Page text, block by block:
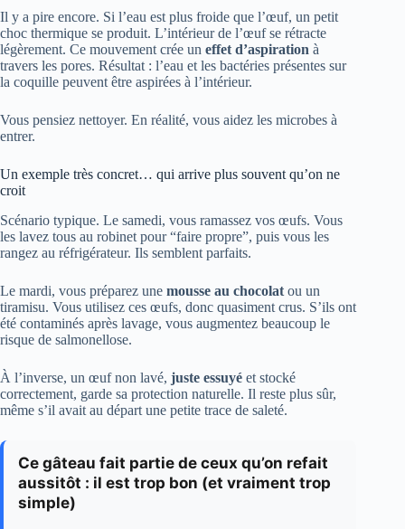
Il y a pire encore. Si l’eau est plus froide que l’œuf, un petit
choc thermique se produit. L’intérieur de l’œuf se rétracte
légèrement. Ce mouvement crée un effet d’aspiration à
travers les pores. Résultat : l’eau et les bactéries présentes sur
la coquille peuvent être aspirées à l’intérieur.
Vous pensiez nettoyer. En réalité, vous aidez les microbes à
entrer.
Un exemple très concret… qui arrive plus souvent qu’on ne
croit
Scénario typique. Le samedi, vous ramassez vos œufs. Vous
les lavez tous au robinet pour “faire propre”, puis vous les
rangez au réfrigérateur. Ils semblent parfaits.
Le mardi, vous préparez une mousse au chocolat ou un
tiramisu. Vous utilisez ces œufs, donc quasiment crus. S’ils ont
été contaminés après lavage, vous augmentez beaucoup le
risque de salmonellose.
À l’inverse, un œuf non lavé, juste essuyé et stocké
correctement, garde sa protection naturelle. Il reste plus sûr,
même s’il avait au départ une petite trace de saleté.
Ce gâteau fait partie de ceux qu’on refait
aussitôt : il est trop bon (et vraiment trop
simple)